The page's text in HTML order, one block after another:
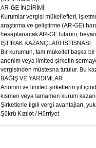
AR-GE İNDİRİMİ
Kurumlar vergisi mükellefleri,
araştırma ve geliştirme (AR-GE)
hesaplanacak AR-GE tutarını,
İŞTİRAK KAZANÇLARI İSTİSNASI
Bir kurumun, tam mükellef başka
anonim veya limited şirketin
vergisinden müstesna tutulur. Bu
BAĞIŞ VE YARDIMLAR
Anonim ve limited şirketlerin yıl
kısmen veya tamamen kurum
Şirketlerle ilgili vergi avantajları,
Şükrü Kızılot / Hürriyet